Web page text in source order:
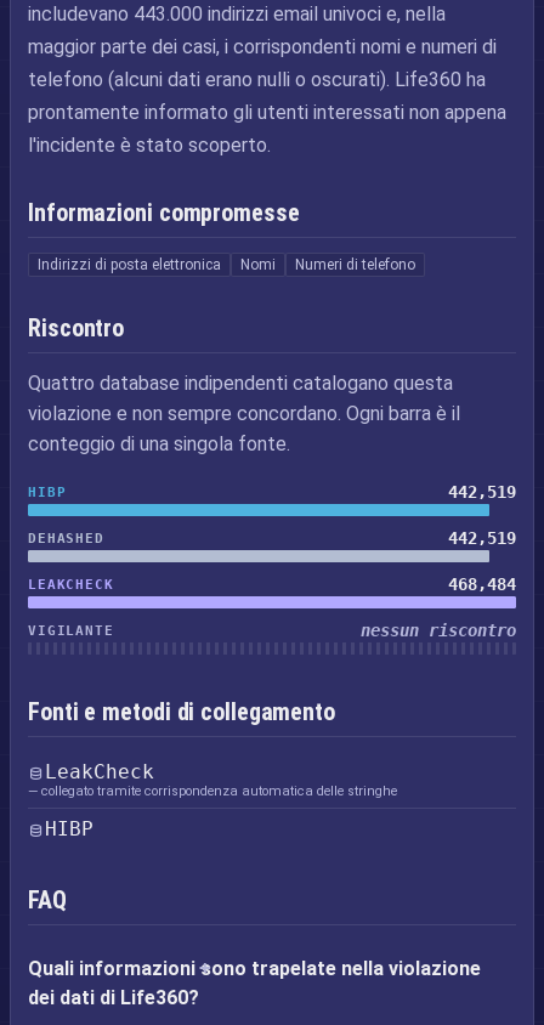
includevano 443.000 indirizzi email univoci e, nella
maggior parte dei casi, i corrispondenti nomi e numeri di
telefono (alcuni dati erano nulli o oscurati). Life360 ha
prontamente informato gli utenti interessati non appena
l'incidente è stato scoperto.
Informazioni compromesse
Indirizzi di posta elettronica Nomi Numeri di telefono
Riscontro
Quattro database indipendenti catalogano questa
violazione e non sempre concordano. Ogni barra è il
conteggio di una singola fonte.
HIBP 442,519
DEHASHED 442,519
LEAKCHECK 468,484
VIGILANTE nessun riscontro
Fonti e metodi di collegamento
LeakCheck
— collegato tramite corrispondenza automatica delle stringhe
HIBP
FAQ
Quali informazioni sono trapelate nella violazione
dei dati di Life360?